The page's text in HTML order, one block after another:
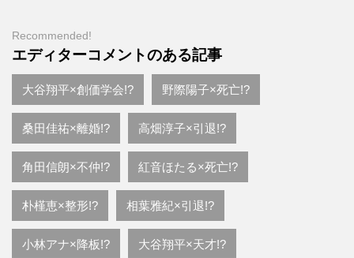
Recommended!
エディターコメントのある記事
大谷翔平×創価学会!? 野際陽子×死亡!?
桑田佳祐×離婚!? 高畑淳子×引退!?
角田信朗×不仲!? 紅音ほたる×死亡!?
朴槿恵×整形!? 相葉雅紀×引退!?
小林アナ×降板!? 大谷翔平×天才!?